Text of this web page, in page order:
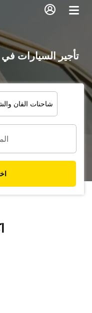
تأجير السيارات
شاحنات الفان